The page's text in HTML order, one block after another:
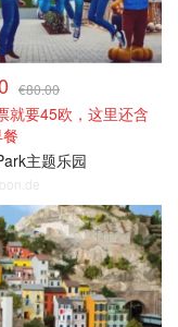
€80.00
就要45欧，这里还含
主题乐园